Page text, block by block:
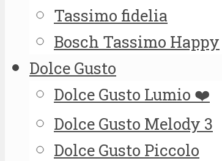
Tassimo fidelia
Bosch Tassimo Happy
Dolce Gusto
Dolce Gusto Lumio ❤️
Dolce Gusto Melody 3
Dolce Gusto Piccolo